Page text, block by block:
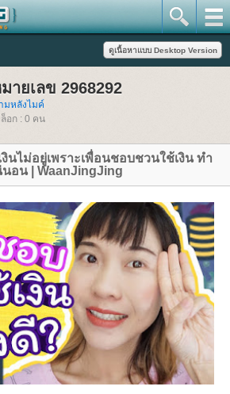
ายเลข 2968292
มหลังไมค์
อก : 0 คน
นไม่อยู่เพราะเพื่อนชอบชวนใช้เงิน ทำ
อน | WaanJingJing